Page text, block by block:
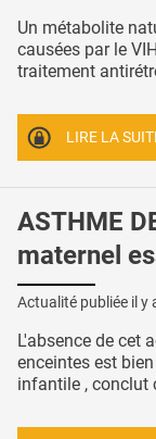
Un métabolite
causées par le
traitement
LIRE LA
ASTHME
maternel
Actualité publiée il y
L'absence de cet
enceintes est
infantile , conclut